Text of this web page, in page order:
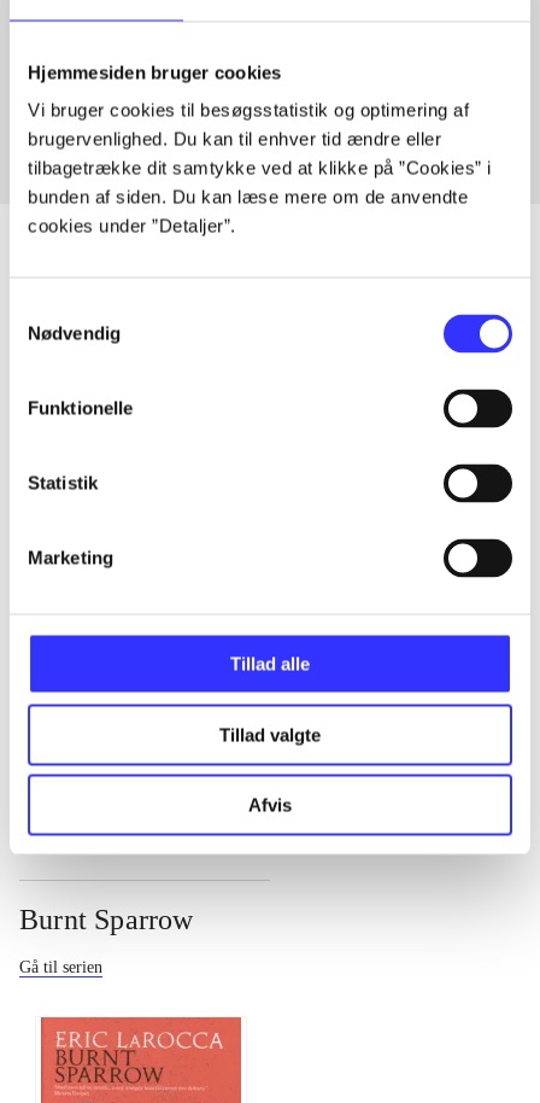
Hjemmesiden bruger cookies
Vi bruger cookies til besøgsstatistik og optimering af
brugervenlighed. Du kan til enhver tid ændre eller
tilbagetrække dit samtykke ved at klikke på ”Cookies” i
bunden af siden. Du kan læse mere om de anvendte
cookies under ”Detaljer”.
Nødvendig
Funktionelle
Statistik
Marketing
Tillad alle
Tillad valgte
Afvis
Fra
Artikler
Burnt Sparrow
Gå til serien